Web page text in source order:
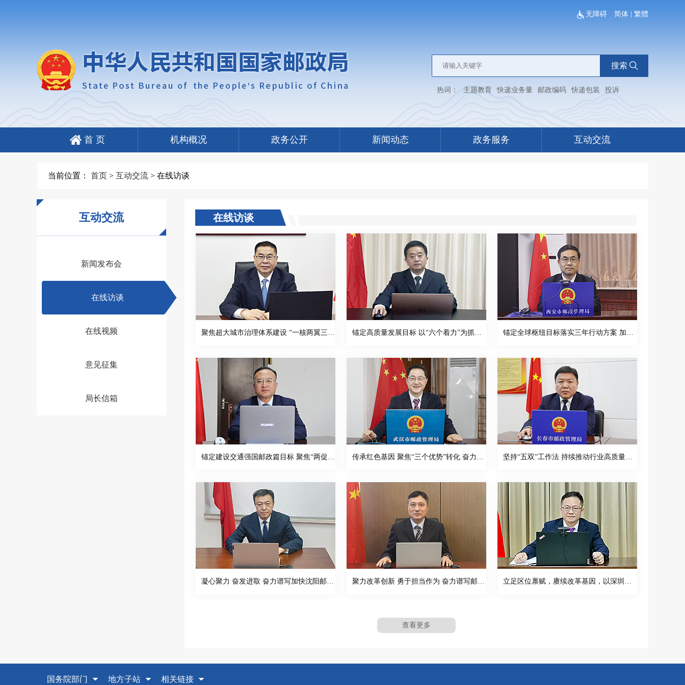
无障碍 简体 繁體
搜索
热词： 主题教育 快递业务量 邮政编码 快递包装 投诉
首 页 机构概况 政务公开 新闻动态 政务服务 互动交流
当前位置： 首页> 互动交流> 在线访谈
互动交流
新闻发布会
在线访谈
在线视频
意见征集
局长信箱
在线访谈
聚焦超大城市治理体系建设 “一核两翼三引领”推进邮政快递业高质量发展 锚定高质量发展目标 以“六个着力”为抓手 为加快建设交通强国邮政新篇章贡献四川力量 锚定全球枢纽目标落实三年行动方案 加速激发西安邮政业转型升级新动能 坚实支撑交通强国邮政篇战略落地
锚定建设交通强国邮政篇目标 聚焦“两促进”“三提升” 建设现代化寄递物流体系 传承红色基因 聚焦“三个优势”转化 奋力谱写中国式现代化武汉邮政业新篇章 坚持“五双”工作法 持续推动行业高质量发展高水平安全高效能治理
凝心聚力 奋发进取 奋力谱写加快沈阳邮政业高质量发展新篇章 聚力改革创新 勇于担当作为 奋力谱写邮政快递业高质量发展南京新篇章 立足区位禀赋，赓续改革基因，以深圳邮政快递业高质量发展新成效，服务交通强国邮政篇建设
查看更多
国务院部门 地方子站 相关链接